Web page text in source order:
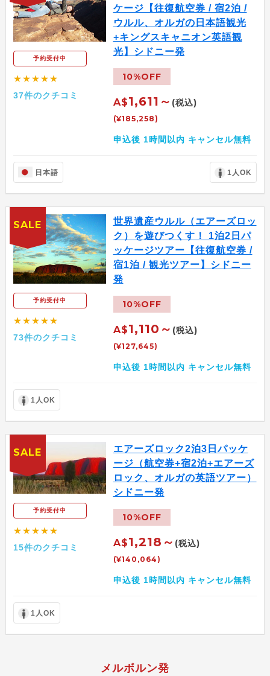
予約受付中
★★★★★
37件のクチコミ
ケージ【往復航空券 / 宿2泊 /
ウルル、オルガの日本語観光
+キングスキャニオン英語観
光】シドニー発
10%OFF
A$1,611～ (税込)
(¥185,258)
申込後 1時間以内 キャンセル無料
日本語 1人OK
予約受付中
★★★★★
73件のクチコミ
世界遺産ウルル（エアーズロッ
ク）を遊びつくす！ 1泊2日パ
ッケージツアー【往復航空券 /
宿1泊 / 観光ツアー】シドニー
発
10%OFF
A$1,110～ (税込)
(¥127,645)
申込後 1時間以内 キャンセル無料
1人OK
SALE
予約受付中
★★★★★
15件のクチコミ
エアーズロック2泊3日パッケ
ージ（航空券+宿2泊+エアーズ
ロック、オルガの英語ツアー）
シドニー発
10%OFF
A$1,218～ (税込)
(¥140,064)
申込後 1時間以内 キャンセル無料
1人OK
SALE
メルボルン発